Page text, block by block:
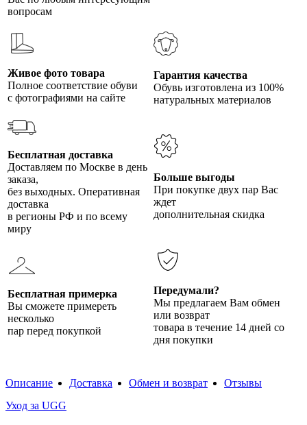
вопросам
Живое фото товара
Полное соответствие обуви
с фотографиями на сайте
Гарантия качества
Обувь изготовлена из 100%
натуральных материалов
Бесплатная доставка
Доставляем по Москве в день
заказа,
без выходных. Оперативная
доставка
в регионы РФ и по всему
миру
Больше выгоды
При покупке двух пар Вас
ждет
дополнительная скидка
Бесплатная примерка
Вы сможете примереть
несколько
пар перед покупкой
Передумали?
Мы предлагаем Вам обмен
или возврат
товара в течение 14 дней со
дня покупки
Описание Доставка Обмен и возврат
Отзывы
Уход за UGG